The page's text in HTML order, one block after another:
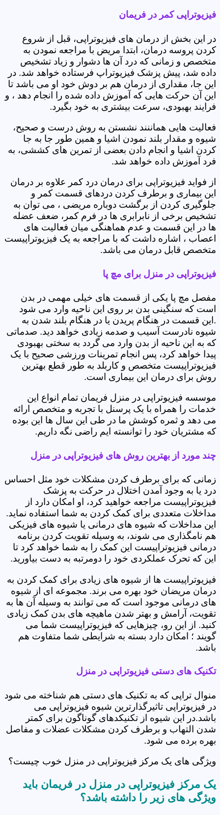
فیزیوتراپی کمر در فریمان
در این بخش از درمان های فیزیوتراپی، قبل از شروع
کردن پروسه درمان، ابتدا مریض با مراجعه نمودن به
متخصص و زمانی که درد آن ها دشوار و زیاد تشخیص
داده شد، پیش پزشک فیزیوتراپ فرستاده خواهد شد. در
این جا، مقداری از درمان هم بر دوش خود او می باشد تا
این آن حرکت هایی که آموزش داده شده را انجام دهد ، و
فرایند بهبودی، سرعت بیشتری به خود بگیرد.
فعالیت هایی هماننند نشستن به روش درست و صحیح،
شیوه و مقدار بلند نمودن اشیا و همین طور جا به جا
کردن اشیا و انجام دادن بعضی از تمرین های کششی، به
فرد آموزش داده خواهد شد.
از فواید فیزیوتراپی برای درمان درد کمر علاوه بر درمان
این بیماری و برطرف کردن دردهای قسمت کمر و
جلوگیری کردن از برگشت دوباره مریضی ، می توان به
تشخیص برخی از نابرابری ها در فرم کمر، ضعف عضله
ها در این قسمت و عدم هماهنگی میان فعالیت های
اعصاب ، اشاره داشت که با مراجعه به یک فیزیوتراپیست
متخصص قابل درمان می باشد.
فیزیوتراپی در منزل برای مچ پا
مفصل مچ پا یکی از قسمت های خیلی مهمی در بدن
است که سنگینی بدن بر روی این ناحیه وارد می شود
.این قسمت در هنگام پریدن یا در هنگام بلند شدن به
شیوه نادرست آسیب و صدمه زیادی خواهد دید. صدماتی
که به این ناحیه از بدن وارد می گردد به سختی بهبودی
پیدا خواهد کرد، پس انجام تمرینات ورزشی صحیح با یک
فیزیوتراپیست متخصص و کاربلد به طور قطع بهترین
روش برای درمان این بیماری است.
موسسه فیزیوتراپی در منزل فریمان تمام انواع این
خدمات را همراه با یک پرسنل با تجربه و متخصص ارائه
می دهد و ثمره کوشش ما در طی این سال ها این بوده
که مشتریان خود را توانسته ایم راضی نگه داریم.
چند مورد از بهترین روش های فیزیوتراپی در منزل
زمانی که برای برطرف کردن مشکلات خود مثل احساس
درد یا به وجود آمدن اختلال در حرکت به پزشک
فیزیوتراپیست مراجعه خواهید کرد، او امکان دارد از
مداخلات متعددی برای کمک کردن به شما استفاده نماید.
این مداخلات که شیوه های درمانی یا شیوه های فیزیکی
هم نامگذاری می شوند، به وسیله تقویت کردن برنامه
درمانی فیزیوتراپیست این کمک را به شما خواهد کرد تا
این که تحرک عملکردی خود را دومرتبه به دست بیاورید.
فیزیوتراپیست ها از شیوه های زیادی برای کمک کردن به
درمان مریضان خود بهره می برند. مجموعه ای از شیوه
های درمانی موجود است که می توانند به وسیله آن ها به
تقویت، آرامش و بهتر شدن ماهیچه های بدن کمک زیادی
کنید. از این رو، چیزهایی که فیزیوتراپیست شما می
گویند ؛ امکان دارد بسته به شرایطی شما متفاوت هم
باشد.
تکنیک های دستی فیزیوتراپی در منزل
منوال تراپی که به تکنیک های دستی هم شناخته می شود
در فیزیوتراپی تاثیرگذارترین شیوه فیزیوتراپی می
باشد.در این شیوه از تکنیکدهای گوناگون برای کمتر
شدن التهاب و برطرف کردن مشکلات عضلات و مفاصل
بهره برده می شود.
ویژگی های یک مرکز فیزیوتراپی در منزل خوب چیست؟
یک مرکز فیزیوتراپی در منزل در فریمان باید
ویژگی های زیر را داشته باشد؟